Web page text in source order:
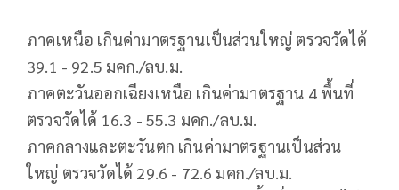
ภาคเหนือ เกินค่ามาตรฐานเป็นส่วนใหญ่ ตรวจวัดได้
39.1 - 92.5 มคก./ลบ.ม.
ภาคตะวันออกเฉียงเหนือ เกินค่ามาตรฐาน 4 พื้นที่
ตรวจวัดได้ 16.3 - 55.3 มคก./ลบ.ม.
ภาคกลางและตะวันตก เกินค่ามาตรฐานเป็นส่วน
ใหญ่ ตรวจวัดได้ 29.6 - 72.6 มคก./ลบ.ม.